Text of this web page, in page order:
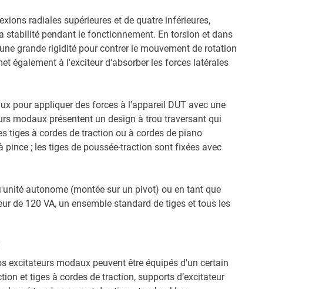
radiales supérieures et de quatre inférieures,
stabilité pendant le fonctionnement. En torsion et dans
grande rigidité pour contrer le mouvement de rotation
également à l'exciteur d'absorber les forces latérales
pour appliquer des forces à l'appareil DUT avec une
modaux présentent un design à trou traversant qui
tiges à cordes de traction ou à cordes de piano
; les tiges de poussée-traction sont fixées avec
autonome (montée sur un pivot) ou en tant que
de 120 VA, un ensemble standard de tiges et tous les
excitateurs modaux peuvent être équipés d'un certain
et tiges à cordes de traction, supports d’excitateur